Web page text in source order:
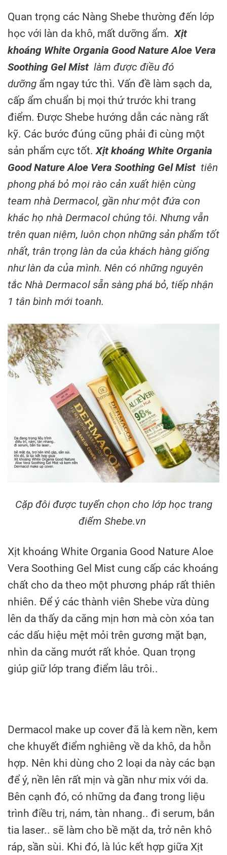
Quan trọng các Nàng Shebe thường đến lớp
học với làn da khô, mất dưỡng ẩm. Xịt
khoáng White Organia Good Nature Aloe Vera
Soothing Gel Mist làm được điều đó
dưỡng ẩm ngay tức thì. Vấn đề làm sạch da,
cấp ẩm chuẩn bị mọi thứ trước khi trang
điểm. Được Shebe hướng dẫn các nàng rất
kỹ. Các bước đúng cũng phải đi cùng một
sản phẩm cực tốt. Xịt khoáng White Organia
Good Nature Aloe Vera Soothing Gel Mist tiên
phong phá bỏ mọi rào cản xuất hiện cùng
team nhà Dermacol, gần như một đứa con
khác họ nhà Dermacol chúng tôi. Nhưng vẫn
trên quan niệm, luôn chọn những sản phẩm tốt
nhất, trân trọng làn da của khách hàng giống
như làn da của mình. Nên có những nguyên
tắc Nhà Dermacol sẵn sàng phá bỏ, tiếp nhận
1 tân bình mới toanh.
Cặp đôi được tuyển chọn cho lớp học trang
điểm Shebe.vn
Xịt khoáng White Organia Good Nature Aloe
Vera Soothing Gel Mist cung cấp các khoáng
chất cho da theo một phương pháp rất thiên
nhiên. Để ý các thành viên Shebe vừa dùng
lên da thấy da căng mịn hơn mà còn xóa tan
các dấu hiệu mệt mỏi trên gương mặt bạn,
nhìn da căng mướt rất khỏe. Quan trọng
giúp giữ lớp trang điểm lâu trôi..
Dermacol make up cover đã là kem nền, kem
che khuyết điểm nghiêng về da khô, da hỗn
hợp. Nên khi dùng cho 2 loại da này các bạn
để ý, nền lên rất mịn và gần như mix với da.
Bên cạnh đó, có những da đang trong liệu
trình điều trị, nám, tàn nhang.. đi serum, bắn
tia laser.. sẽ làm cho bề mặt da, trở nên khô
ráp, sần sùi. Khi đó, là lúc kết hợp giữa Xịt